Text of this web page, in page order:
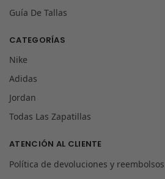
Guía De Tallas
CATEGORÍAS
Nike
Adidas
Jordan
Todas Las Zapatillas
ATENCIÓN AL CLIENTE
Política de devoluciones y reembolsos